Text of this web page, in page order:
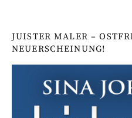
JUISTER MALER –
NEUERSCHEINUNG!